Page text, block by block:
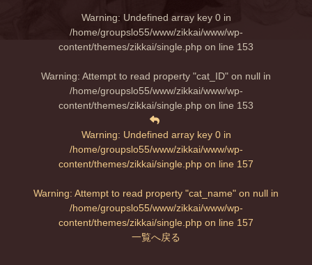
Warning: Undefined array key 0 in
/home/groupslo55/www/zikkai/www/wp-
content/themes/zikkai/single.php on line 153
Warning: Attempt to read property "cat_ID" on null in
/home/groupslo55/www/zikkai/www/wp-
content/themes/zikkai/single.php on line 153
Warning: Undefined array key 0 in
/home/groupslo55/www/zikkai/www/wp-
content/themes/zikkai/single.php on line 157
Warning: Attempt to read property "cat_name" on null in
/home/groupslo55/www/zikkai/www/wp-
content/themes/zikkai/single.php on line 157
一覧へ戻る